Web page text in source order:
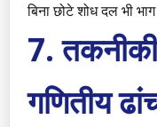
बिना छोटे शोध दल भी
7.
गणितीय